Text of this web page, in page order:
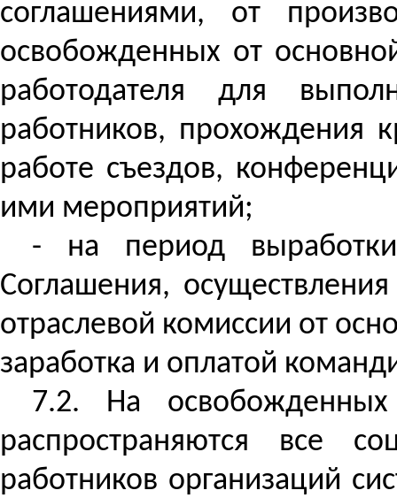
соглашениями, от
освобожденных от
работодателя для
работников, прохождения
работе съездов,
ими мероприятий;
- на период
Соглашения,
отраслевой комиссии от
заработка и оплатой
7.2. На
распространяются все
работников организаций